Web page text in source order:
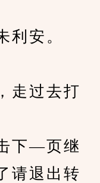
安。
过去打
下—页继
请退出转